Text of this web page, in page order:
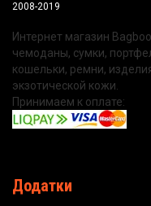
2008-2019
Интернет магазин
чемоданы, сумки,
кошельки, ремни,
экзотической кожи.
Принимаем к оплате:
Додатки